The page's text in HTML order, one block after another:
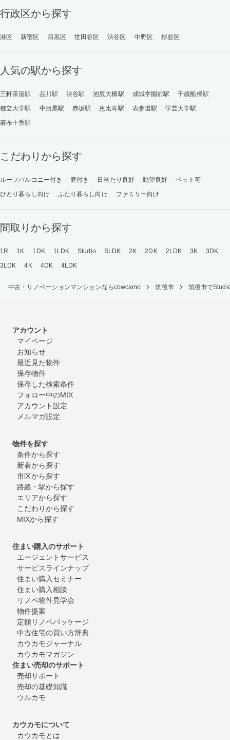
行政区から探す
港区 新宿区 目黒区 世田谷区 渋谷区 中野区 杉並区
人気の駅から探す
三軒茶屋駅 品川駅 渋谷駅 池尻大橋駅 成城学園前駅
千歳船橋駅
都立大学駅
中目黒駅 赤坂駅 恵比寿駅 表参道駅
学芸大学駅
麻布十番駅
こだわりから探す
ルーフバルコニー付き 庭付き 日当たり良好 眺望良好
ペット可
ひとり暮らし向け
ふたり暮らし向け ファミリー向け
間取りから探す
1R 1K 1DK 1LDK Studio SLDK 2K 2DK 2LDK 3K
3DK
3LDK
4K 4DK 4LDK
中古・リノベーションマンションならcowcamo 筑後市 筑後市で
アカウント
マイページ
お知らせ
最近見た物件
保存物件
保存した検索条件
フォロー中のMIX
アカウント設定
メルマガ設定
物件を探す
条件から探す
新着から探す
市区から探す
路線・駅から探す
エリアから探す
こだわりから探す
MIXから探す
住まい購入のサポート
エージェントサービス
サービスラインナップ
住まい購入セミナー
住まい購入相談
リノベ物件見学会
物件提案
定額リノベパッケージ
中古住宅の買い方辞典
カウカモジャーナル
カウカモマガジン
住まい売却のサポート
売却サポート
売却の基礎知識
ウルカモ
カウカモについて
カウカモとは